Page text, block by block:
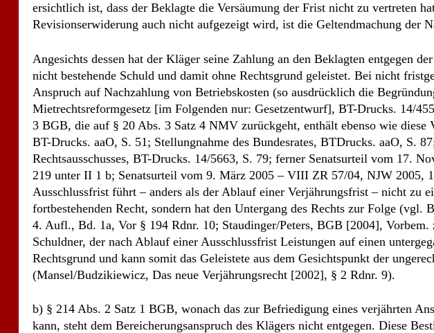
ersichtlich ist, dass der Beklagte die Versäumung der Frist nicht zu vertreten
Revisionserwiderung auch nicht aufgezeigt wird, ist die Geltendmachung der
Angesichts dessen hat der Kläger seine Zahlung an den Beklagten entgegen
nicht bestehende Schuld und damit ohne Rechtsgrund geleistet. Bei nicht
Anspruch auf Nachzahlung von Betriebskosten (so ausdrücklich die
Mietrechtsreformgesetz [im Folgenden nur: Gesetzentwurf], BT-Drucks. 14/
3 BGB, die auf § 20 Abs. 3 Satz 4 NMV zurückgeht, enthält ebenso wie diese
BT-Drucks. aaO, S. 51; Stellungnahme des Bundesrates, BTDrucks. aaO, S.
Rechtsausschusses, BT-Drucks. 14/5663, S. 79; ferner Senatsurteil vom 17.
219 unter II 1 b; Senatsurteil vom 9. März 2005 – VIII ZR 57/04, NJW 2005,
Ausschlussfrist führt – anders als der Ablauf einer Verjährungsfrist – nicht zu
fortbestehenden Recht, sondern hat den Untergang des Rechts zur Folge
4. Aufl., Bd. 1a, Vor § 194 Rdnr. 10; Staudinger/Peters, BGB [2004],
Schuldner, der nach Ablauf einer Ausschlussfrist Leistungen auf einen
Rechtsgrund und kann somit das Geleistete aus dem Gesichtspunkt der
(Mansel/Budzikiewicz, Das neue Verjährungsrecht [2002], § 2 Rdnr. 9).
b) § 214 Abs. 2 Satz 1 BGB, wonach das zur Befriedigung eines verjährten
kann, steht dem Bereicherungsanspruch des Klägers nicht entgegen. Diese